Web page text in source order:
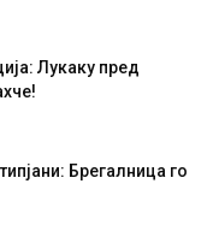
Лукаку пред
Брегалница го